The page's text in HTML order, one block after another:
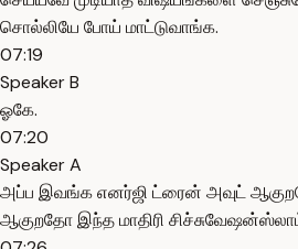
சொல்லியே போய் மாட்டுவாங்க.
07:19
Speaker B
ஓகே.
07:20
Speaker A
அப்ப இவங்க எனர்ஜி ட்ரைன் அவுட்
ஆகுறதோ இந்த மாதிரி